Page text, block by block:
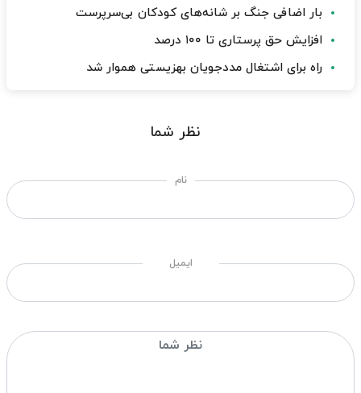
بار اضافی جنگ بر شانه‌های کودکان بی‌سرپرست
افزایش حق پرستاری تا ۱۰۰ درصد
راه برای اشتغال مددجویان بهزیستی هموار شد
نظر شما
نام
ایمیل